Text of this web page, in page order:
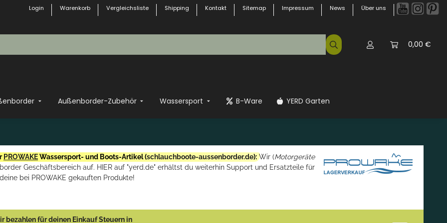
Login Warenkorb Vergleichsliste Shipping Kontakt Sitemap Impressum News Über uns
0,00 €
Außenborder-Zubehör Wassersport B-Ware YERD Garten
PROWAKEWassersport- und Boots-Artikel (schlauchboote-aussenborder.de): Wir (Motorgeräte
Geschäftsbereich auf. HIER auf "yerd.de" erhältst du weiterhin Support und Ersatzteile für
deine bei PROWAKE gekauften Produkte!
bezahlen für deinen Einkauf Steuern in